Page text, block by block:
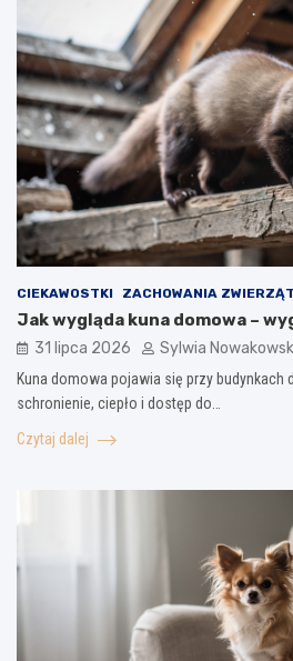
CIEKAWOSTKI ZACHOWANIA ZWIERZĄT
Jak wygląda kuna domowa –
31 lipca 2026 Sylwia
Kuna domowa pojawia się przy budynkach
schronienie, ciepło i dostęp do…
Czytaj dalej